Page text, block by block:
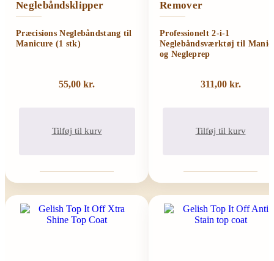
Neglebåndsklipper
Præcisions Neglebåndstang til
Manicure (1 stk)
55,00 kr.
Tilføj til kurv
Remover
Professionelt 2-i-1
Neglebåndsværktøj til
og Negleprep
311,00 kr.
Tilføj til kurv